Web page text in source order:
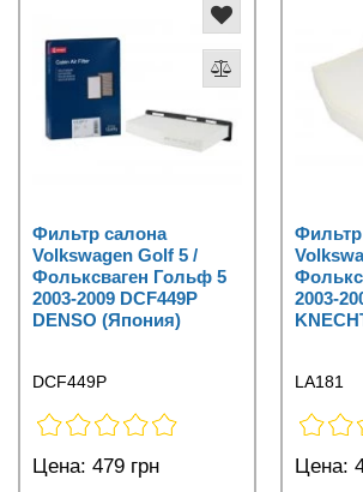
Фильтр салона
Volkswagen Golf 5 /
Фольксваген Гольф 5
2003-2009 DCF449P
DENSO (Япония)
DCF449P
Цена: 479 грн
2003-
LA181
Цена: